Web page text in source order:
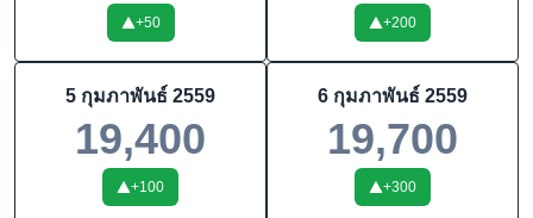
+50 +200
5 กุมภาพันธ์ 2559
19,400
+100
6 กุมภาพันธ์ 2559
19,700
+300